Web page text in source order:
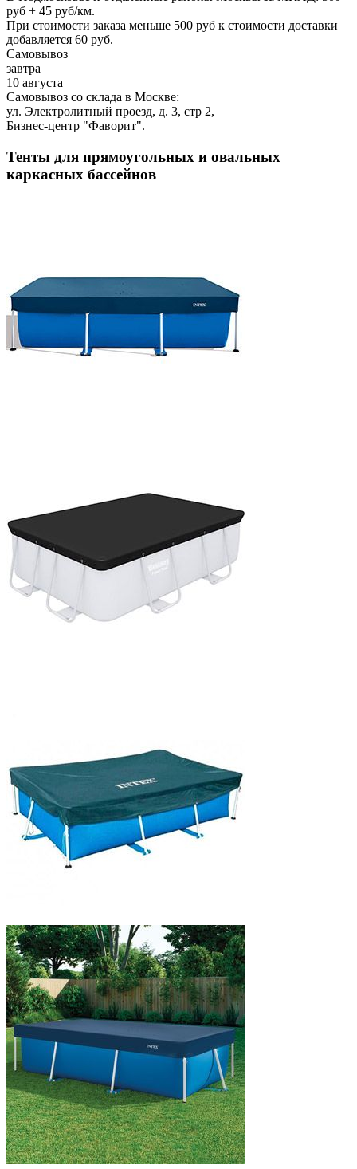
руб + 45 руб/км.
При стоимости заказа меньше 500 руб к стоимости доставки
добавляется 60 руб.
Самовывоз
завтра
10 августа
Самовывоз со склада в Москве:
ул. Электролитный проезд, д. 3, стр 2,
Бизнес-центр "Фаворит".
Тенты для прямоугольных и овальных
каркасных бассейнов